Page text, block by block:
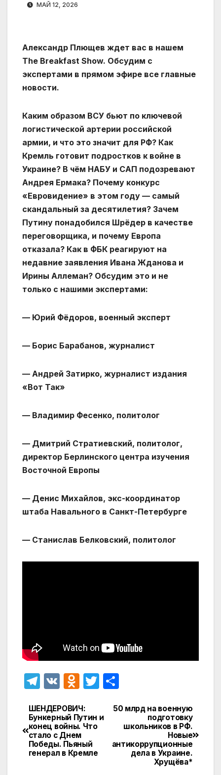
МАЙ 12, 2026
Александр Плющев ждет вас в нашем
The Breakfast Show. Обсудим с
экспертами в прямом эфире все главные
новости.
Каким образом ВСУ бьют по ключевой
логистической артерии российской
армии, и что это значит для РФ? Как
Кремль готовит подростков к войне в
Украине? В чём НАБУ и САП подозревают
Андрея Ермака? Почему конкурс
«Евровидение» в этом году — самый
скандальный за десятилетия? Зачем
Путину понадобился Шрёдер в качестве
переговорщика, и почему Европа
отказала? Как в ФБК реагируют на
недавние заявления Ивана Жданова и
Ирины Аллеман? Обсудим это и не
только с нашими экспертами:
— Юрий Фёдоров, военный эксперт
— Борис Барабанов, журналист
— Андрей Затирко, журналист издания
«Вот Так»
— Владимир Фесенко, политолог
— Дмитрий Стратиевский, политолог,
директор Берлинского центра изучения
Восточной Европы
— Денис Михайлов, экс-координатор
штаба Навального в Санкт-Петербурге
— Станислав Белковский, политолог
T
e
gr
a
m
V
O
n
o
kl
a
T
itt п
р
а
Навигация
по
записям
50 млрд на военную
подготовку
школьников в РФ.
Новые
антикоррупционные
дела в Украине.
Хрущёва*
ШЕНДЕРОВИЧ:
Бункерный Путин и
конец войны. Что
стало с Днем
Победы. Пьяный
генерал в Кремле